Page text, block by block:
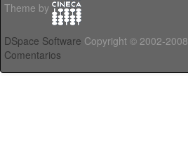
Theme by
DSpace Software Copyright © 2002-2008
Comentarios